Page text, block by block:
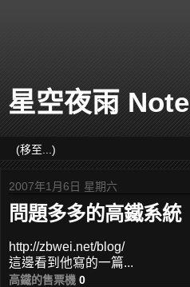
星空夜雨 Note
2007年1月6日 星期六
問題多多的高鐵系統
http://zbwei.net/blog/
這邊看到他寫的一篇...
高鐵的售票機 0